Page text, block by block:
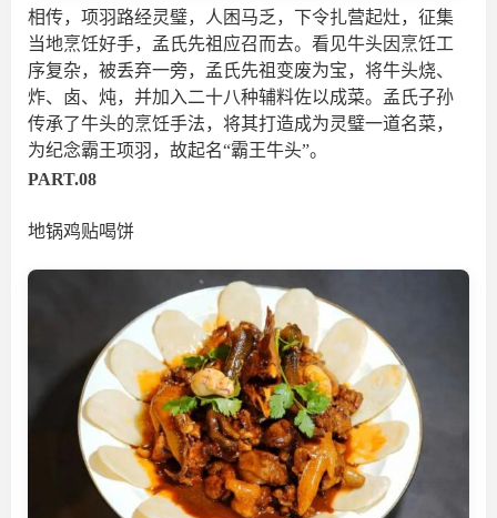
相传，项羽路经灵璧，人困马乏，下令扎营起灶，征集
当地烹饪好手，孟氏先祖应召而去。看见牛头因烹饪工
序复杂，被丢弃一旁，孟氏先祖变废为宝，将牛头烧、
炸、卤、炖，并加入二十八种辅料佐以成菜。孟氏子孙
传承了牛头的烹饪手法，将其打造成为灵璧一道名菜，
为纪念霸王项羽，故起名“霸王牛头”。
PART.08
地锅鸡贴喝饼